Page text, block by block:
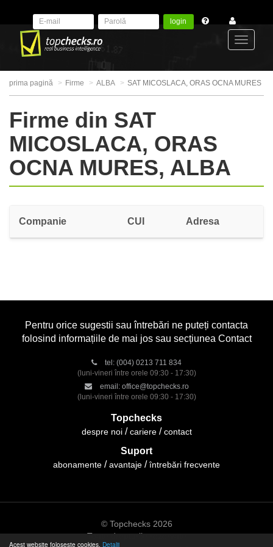
Acest website folosește cookies. Detalii
login
prima pagină Firme ALBA SAT MICOSLACA, ORAS OCNA MURES
Firme din SAT
MICOSLACA, ORAS
OCNA MURES, ALBA
Companie CUI Adresa
Pentru orice sugestii sau întrebări ne puteți contacta
folosind informațiile de mai jos sau secțiunea Contact
tel: (004) 0213 711 834
(luni-vineri între orele 09:30 - 17:30)
email: office@topchecks.ro
(luni-vineri între orele 09:30 - 17:30)
Topchecks
despre noi cariere contact
Suport
abonamente avantaje întrebări frecvente
© Topchecks 2026
Toate drepturile rezervate